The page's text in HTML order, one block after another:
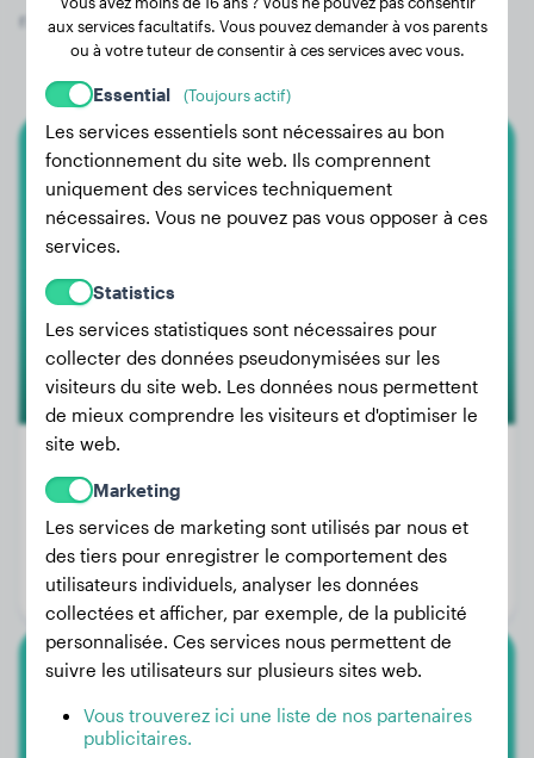
race Beauceron !
Beauceron
Aston
Poids:
20 kg
Âge:
12 mois
Genre:
Beauceron
aux services facultatifs. Vous pouvez demander à vos parents
ou à votre tuteur de consentir à ces services avec vous.
Essential (Toujours actif)
Les services essentiels sont nécessaires au bon
fonctionnement du site web. Ils comprennent
uniquement des services techniquement
nécessaires. Vous ne pouvez pas vous opposer à ces
services.
Statistics
Les services statistiques sont nécessaires pour
collecter des données pseudonymisées sur les
visiteurs du site web. Les données nous permettent
de mieux comprendre les visiteurs et d'optimiser le
site web.
Marketing
Les services de marketing sont utilisés par nous et
des tiers pour enregistrer le comportement des
utilisateurs individuels, analyser les données
collectées et afficher, par exemple, de la publicité
personnalisée. Ces services nous permettent de
suivre les utilisateurs sur plusieurs sites web.
Vous trouverez ici une liste de nos partenaires
publicitaires.